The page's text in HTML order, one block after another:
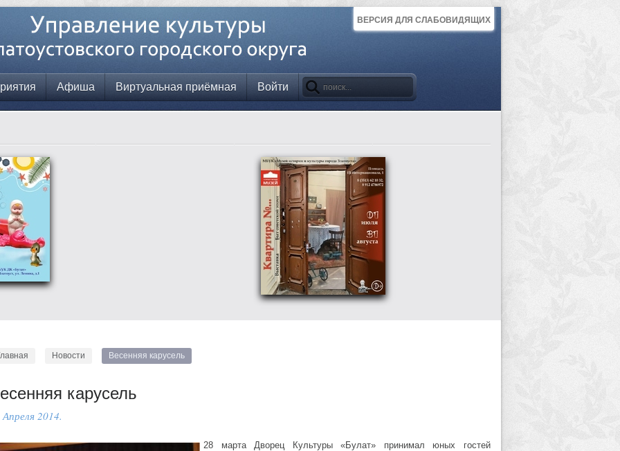
ВЕРСИЯ ДЛЯ СЛАБОВИДЯЩИХ
Афиша Виртуальная приёмная Войти
Новости Весенняя карусель
карусель
2014.
28 марта Дворец Культуры «Булат» принимал юных гостей